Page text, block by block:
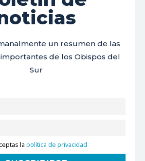
un resumen de las
de los Obispos del
Sur
lapolítica de privacidad